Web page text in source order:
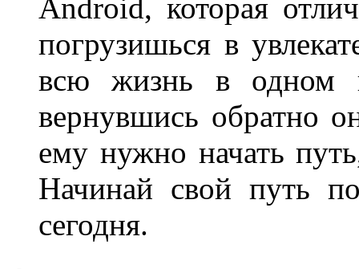
Android, которая
погрузишься в
всю жизнь в одном
вернувшись обратно
ему нужно начать
Начинай свой путь
сегодня.